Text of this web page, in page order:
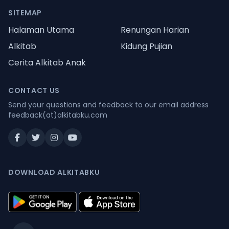
SITEMAP
Halaman Utama
Renungan Harian
Alkitab
Kidung Pujian
Cerita Alkitab Anak
CONTACT US
Send your questions and feedback to our email address
feedback(at)alkitabku.com
DOWNLOAD ALKITABKU